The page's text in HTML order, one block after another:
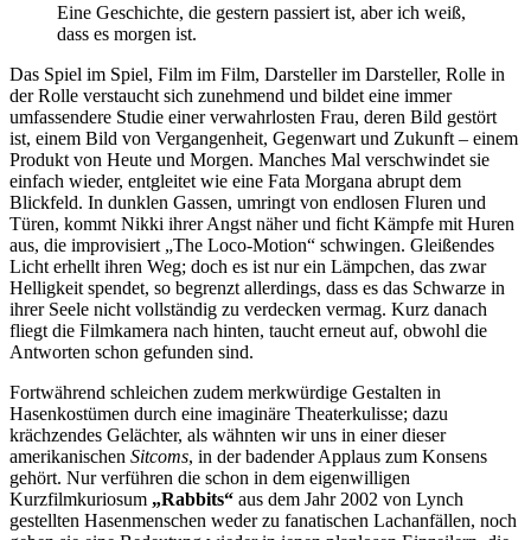
Eine Geschichte, die gestern passiert ist, aber ich weiß,
dass es morgen ist.
Das Spiel im Spiel, Film im Film, Darsteller im Darsteller, Rolle in
der Rolle verstaucht sich zunehmend und bildet eine immer
umfassendere Studie einer verwahrlosten Frau, deren Bild gestört
ist, einem Bild von Vergangenheit, Gegenwart und Zukunft – einem
Produkt von Heute und Morgen. Manches Mal verschwindet sie
einfach wieder, entgleitet wie eine Fata Morgana abrupt dem
Blickfeld. In dunklen Gassen, umringt von endlosen Fluren und
Türen, kommt Nikki ihrer Angst näher und ficht Kämpfe mit Huren
aus, die improvisiert „The Loco-Motion“ schwingen. Gleißendes
Licht erhellt ihren Weg; doch es ist nur ein Lämpchen, das zwar
Helligkeit spendet, so begrenzt allerdings, dass es das Schwarze in
ihrer Seele nicht vollständig zu verdecken vermag. Kurz danach
fliegt die Filmkamera nach hinten, taucht erneut auf, obwohl die
Antworten schon gefunden sind.
Fortwährend schleichen zudem merkwürdige Gestalten in
Hasenkostümen durch eine imaginäre Theaterkulisse; dazu
krächzendes Gelächter, als wähnten wir uns in einer dieser
amerikanischen Sitcoms, in der badender Applaus zum Konsens
gehört. Nur verführen die schon in dem eigenwilligen
Kurzfilmkuriosum „Rabbits“ aus dem Jahr 2002 von Lynch
gestellten Hasenmenschen weder zu fanatischen Lachanfällen, noch